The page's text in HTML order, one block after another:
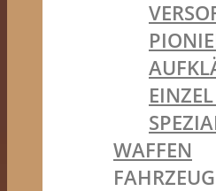
WAFFEN